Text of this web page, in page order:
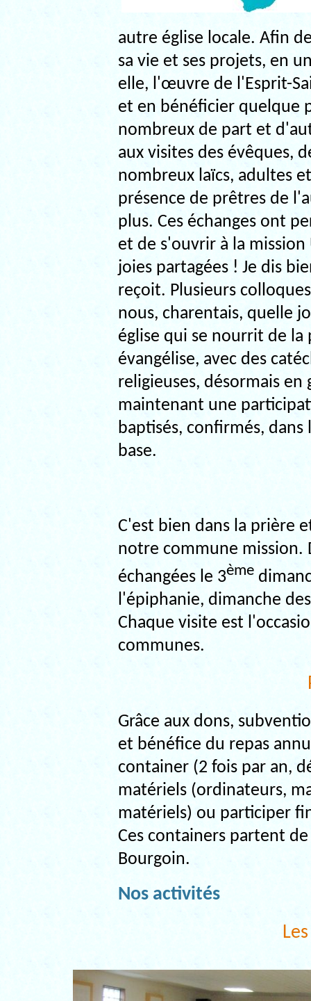
autre église locale. Afin
sa vie et ses projets, en
elle, l'œuvre de l'Esprit-
et en bénéficier quelque
nombreux de part et
aux visites des évêques,
nombreux laïcs, adultes
présence de prêtres de
plus. Ces échanges ont
et de s'ouvrir à la
joies partagées ! Je dis
reçoit. Plusieurs
nous, charentais, quelle
église qui se nourrit de la
évangélise, avec des
religieuses, désormais
maintenant une
baptisés, confirmés,
base.
C'est bien dans la prière
notre commune mission.
échangées le 3ème
l'épiphanie, dimanche
Chaque visite est
communes.
Grâce aux dons,
et bénéfice du repas
container (2 fois par an,
matériels (ordinateurs,
matériels) ou participer
Ces containers partent
Bourgoin.
Nos activités